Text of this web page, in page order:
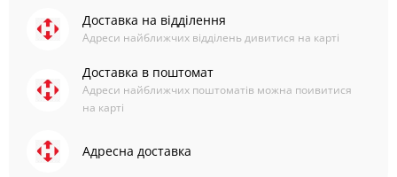
Доставка на відділення
Адреси найближчих відділень дивитися на карті
Доставка в поштомат
Адреси найближчих поштоматів можна поивитися
на карті
Адресна доставка